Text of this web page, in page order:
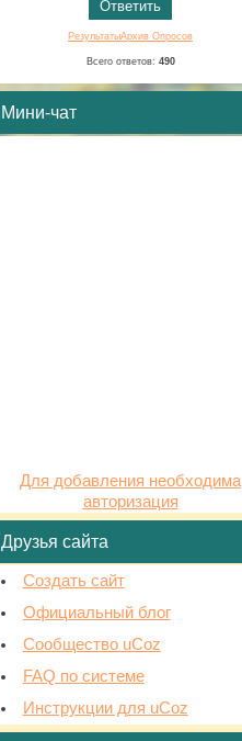
РезультатыАрхив Опросов
Всего ответов: 490
Мини-чат
Для добавления необходима
авторизация
Друзья сайта
Создать сайт
Официальный блог
Сообщество uCoz
FAQ по системе
Инструкции для uCoz